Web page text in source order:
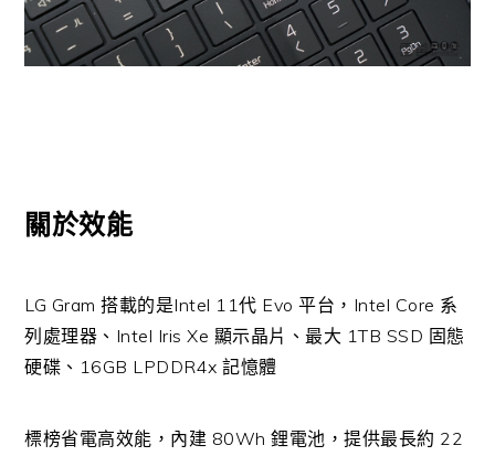
關於效能
LG Gram 搭載的是Intel 11代 Evo 平台，Intel Core 系
列處理器、Intel Iris Xe 顯示晶片、最大 1TB SSD 固態
硬碟、16GB LPDDR4x 記憶體
標榜省電高效能，內建 80Wh 鋰電池，提供最長約 22